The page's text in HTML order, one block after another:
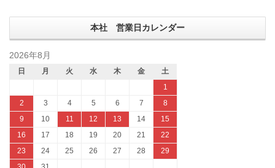
本社 営業日カレンダー
2026年8月
日 月 火 水 木 金
土
1
2
3 4 5 6 7
8
9
10 11 12 13 14
15
16
17 18 19 20 21
22
23
24 25 26 27 28
29